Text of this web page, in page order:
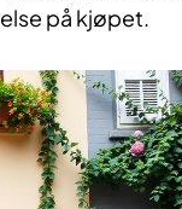
på kjøpet.